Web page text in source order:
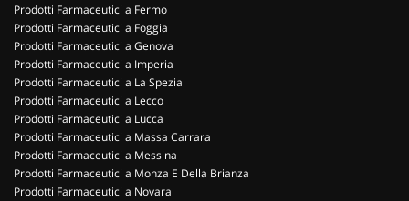
Prodotti Farmaceutici a Fermo
Prodotti Farmaceutici a Foggia
Prodotti Farmaceutici a Genova
Prodotti Farmaceutici a Imperia
Prodotti Farmaceutici a La Spezia
Prodotti Farmaceutici a Lecco
Prodotti Farmaceutici a Lucca
Prodotti Farmaceutici a Massa Carrara
Prodotti Farmaceutici a Messina
Prodotti Farmaceutici a Monza E Della Brianza
Prodotti Farmaceutici a Novara